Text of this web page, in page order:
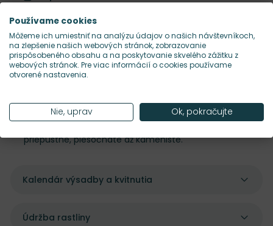
Trvalka pôvodom z centrálnej časti USA, kde rastie
na krátkostebelných prériách. O. fremontii 'Shimmer'
je kultivar s úzkym sivozeleným listom, vytvárajúcim
peknú textúru. Kvety sú žlté, veľké, štvorpočetné,
objavujúce sa od začiatku leta až do jesene. Hodí sa
slnečných záhonov. Rastlina dobre toleruje sucho,
obľubuje slnečné stanovište. Pôdy vyžaduje dobre
priepustné, piesočnaté až kamenisté.
Kalendár výsadby a kvitnutia
Údržba rastliny
Používame cookies
Môžeme ich umiestniť na analýzu údajov o našich návštevníkoch,
na zlepšenie našich webových stránok, zobrazovanie
prispôsobeného obsahu a na poskytovanie skvelého zážitku z
webových stránok. Pre viac informácií o cookies používame
otvorené nastavenia.
Nie, uprav Ok, pokračujte